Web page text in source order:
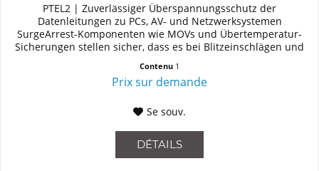
PTEL2 | Zuverlässiger Überspannungsschutz der
Datenleitungen zu PCs, AV- und Netzwerksystemen
SurgeArrest-Komponenten wie MOVs und Übertemperatur-
Sicherungen stellen sicher, dass es bei Blitzeinschlägen und
Contenu 1
Prix sur demande
Se souv.
DÉTAILS